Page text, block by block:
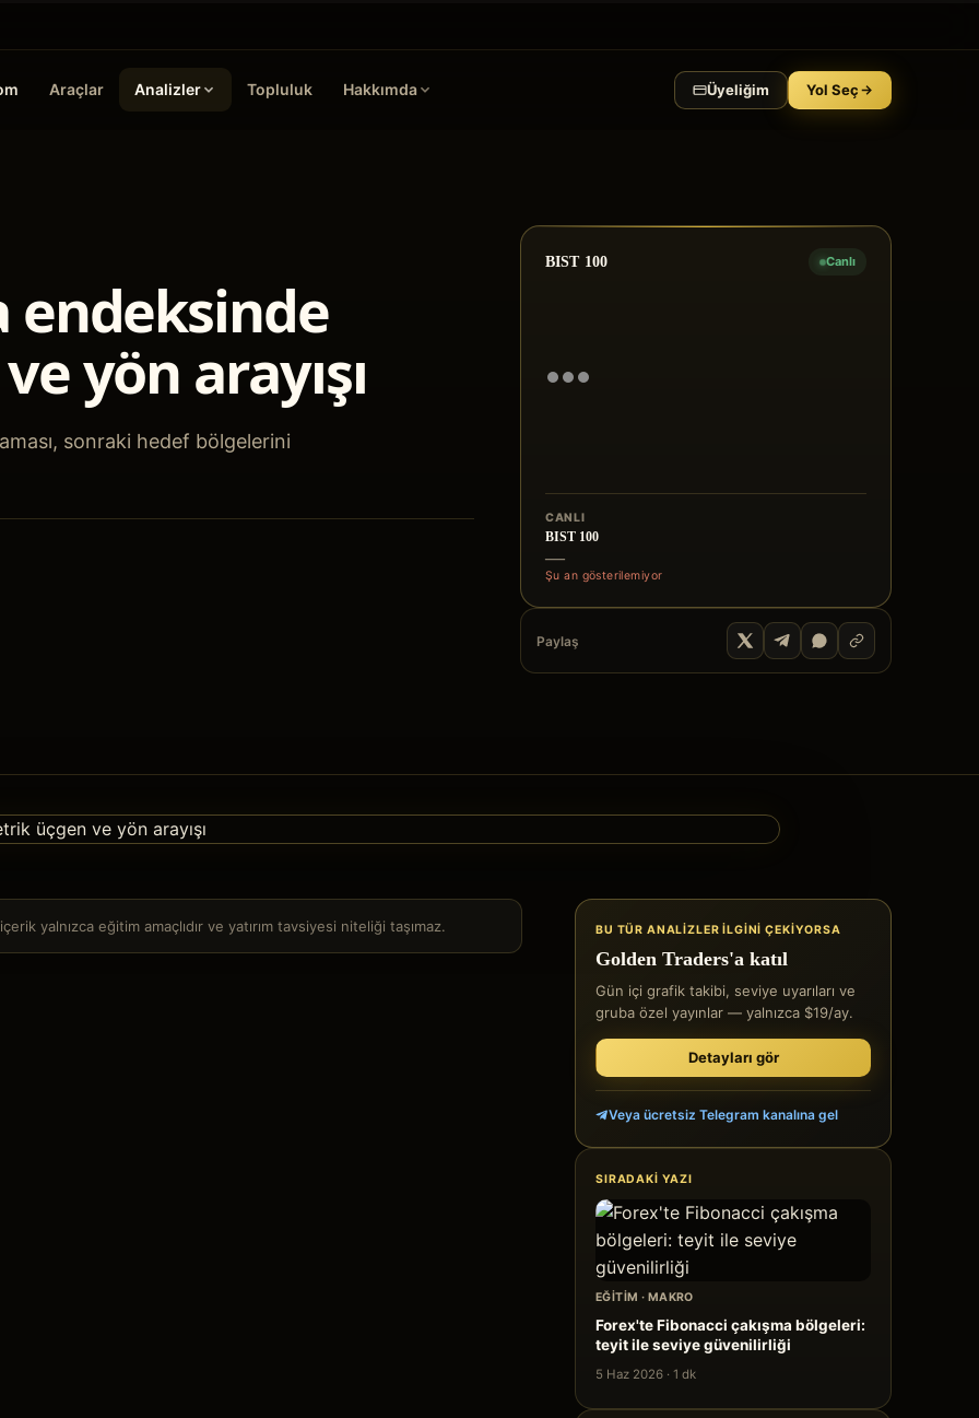
Araçlar Analizler Topluluk Hakkımda Üyeliğim Yol Seç
endeksinde
yön arayışı
sonraki hedef bölgelerini
BIST 100 Canlı
CANLI
BIST 100
—
Şu an gösterilemiyor
Paylaş
yalnızca eğitim amaçlıdır ve yatırım tavsiyesi niteliği taşımaz. BU TÜR ANALIZLER ILGINI ÇEKIYORSA
Golden Traders'a katıl
Gün içi grafik takibi, seviye uyarıları ve
gruba özel yayınlar — yalnızca $19/ay.
Detayları gör
Veya ücretsiz Telegram kanalına gel
SIRADAKI YAZI
EĞITIM · MAKRO
Forex'te Fibonacci çakışma bölgeleri:
teyit ile seviye güvenilirliği
5 Haz 2026 · 1 dk